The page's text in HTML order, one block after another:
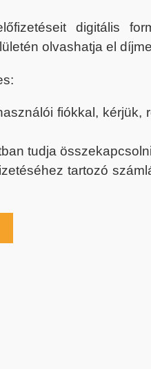
digitális
olvashatja el
fiókkal, kérjük,
tudja
tartozó